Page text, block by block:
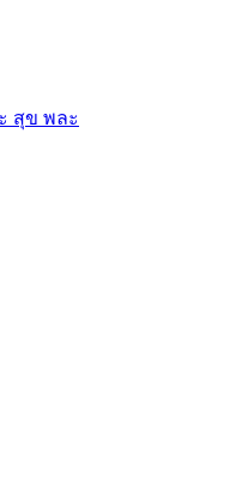
สุข พละ